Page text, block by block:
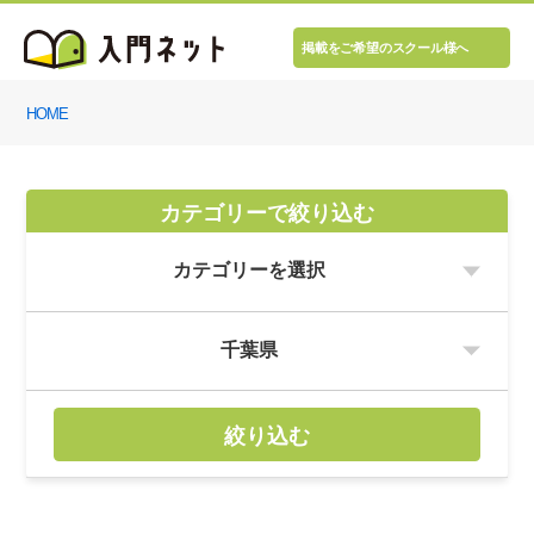
掲載をご希望のスクール様へ
HOME
カテゴリーで絞り込む
絞り込む